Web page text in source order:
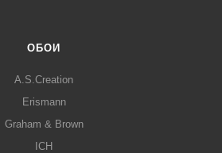
ОБОИ
A.S.Creation
Erismann
Graham & Brown
ICH